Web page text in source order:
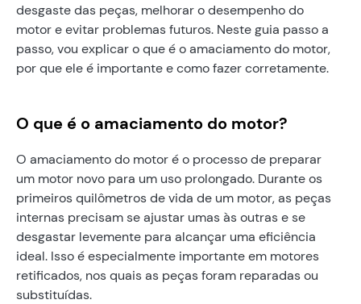
desgaste das peças, melhorar o desempenho do
motor e evitar problemas futuros. Neste guia passo a
passo, vou explicar o que é o amaciamento do motor,
por que ele é importante e como fazer corretamente.
O que é o amaciamento do motor?
O amaciamento do motor é o processo de preparar
um motor novo para um uso prolongado. Durante os
primeiros quilômetros de vida de um motor, as peças
internas precisam se ajustar umas às outras e se
desgastar levemente para alcançar uma eficiência
ideal. Isso é especialmente importante em motores
retificados, nos quais as peças foram reparadas ou
substituídas.